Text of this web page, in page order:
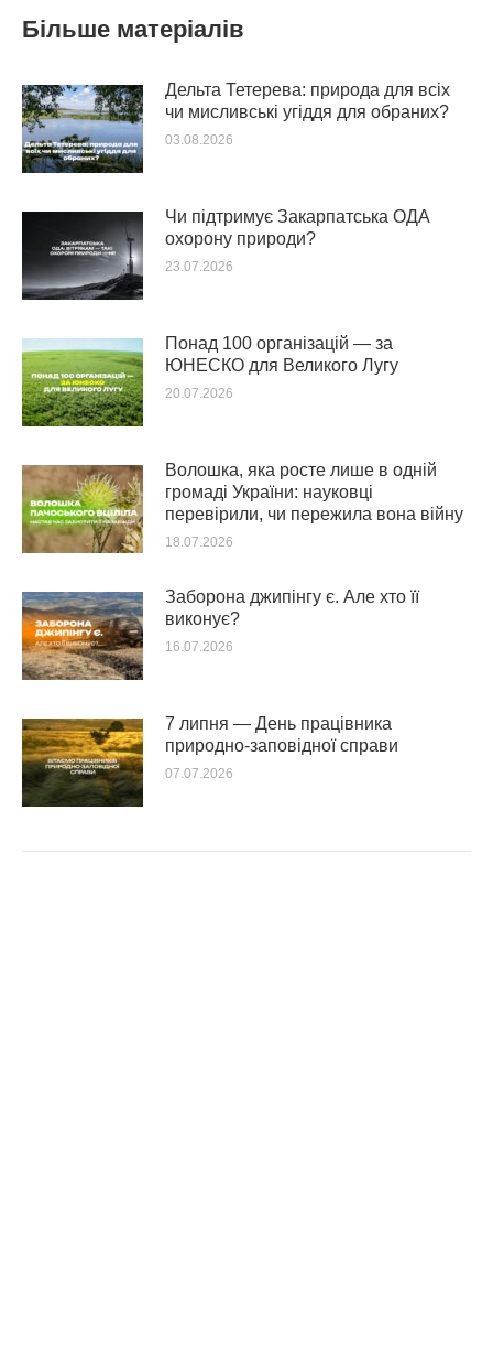
Більше матеріалів
Дельта Тетерева: природа для всіх
чи мисливські угіддя для обраних?
03.08.2026
Чи підтримує Закарпатська ОДА
охорону природи?
23.07.2026
Понад 100 організацій — за
ЮНЕСКО для Великого Лугу
20.07.2026
Волошка, яка росте лише в одній
громаді України: науковці
перевірили, чи пережила вона війну
18.07.2026
Заборона джипінгу є. Але хто її
виконує?
16.07.2026
7 липня — День працівника
природно-заповідної справи
07.07.2026